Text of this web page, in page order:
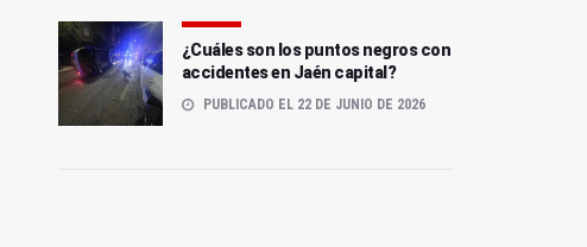
¿Cuáles son los puntos negros con
accidentes en Jaén capital?
PUBLICADO EL 22 DE JUNIO DE 2026